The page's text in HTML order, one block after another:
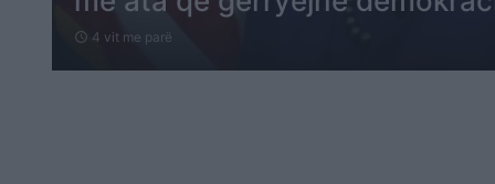
schedule 4 vit me parë